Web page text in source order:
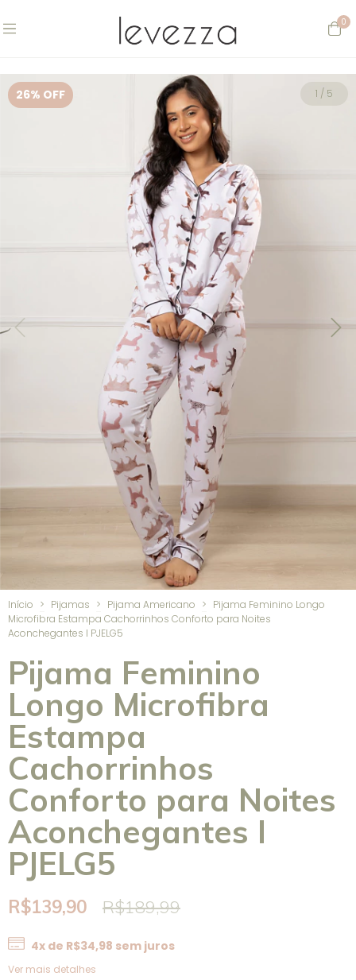
0
26% OFF 1 / 5
Início > Pijamas > Pijama Americano > Pijama Feminino Longo
Microfibra Estampa Cachorrinhos Conforto para Noites
Aconchegantes I PJELG5
Pijama Feminino
Longo Microfibra
Estampa
Cachorrinhos
Conforto para Noites
Aconchegantes I
PJELG5
R$139,90 R$189,99
4x de R$34,98 sem juros
Ver mais detalhes